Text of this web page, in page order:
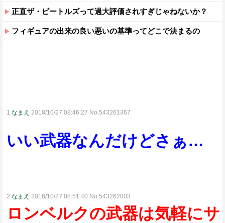
正直ザ・ビートルズって過大評価されすぎじゃねないか？
フィギュアの出来の良い悪いの基準ってどこで決まるの
1 なまえ 2018/10/27 08:46:27 No.543261367
いい武器なんだけどさぁ…
2 なまえ 2018/10/27 08:51:40 No.543262003
ロンベルクの武器は気軽にサ